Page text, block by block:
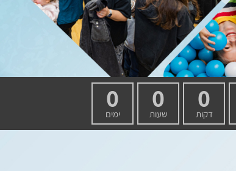
0
דקות
0
שעות
0
ימים